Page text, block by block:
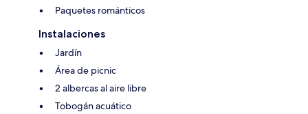
Paquetes románticos
Instalaciones
Jardín
Área de picnic
2 albercas al aire libre
Tobogán acuático